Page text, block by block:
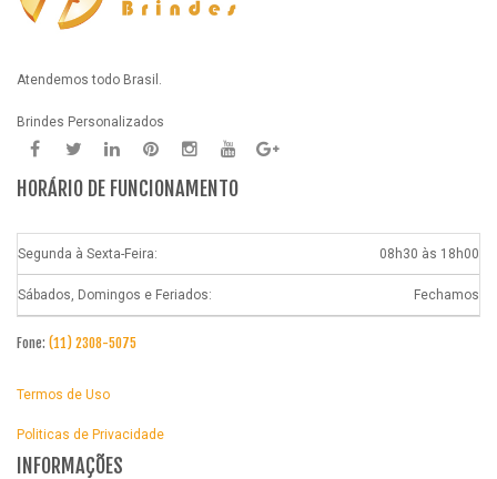
Atendemos todo Brasil.
Brindes Personalizados
HORÁRIO DE FUNCIONAMENTO
Segunda à Sexta-Feira: 08h30 às 18h00
Sábados, Domingos e Feriados: Fechamos
Fone: (11) 2308-5075
Termos de Uso
Politicas de Privacidade
INFORMAÇÕES